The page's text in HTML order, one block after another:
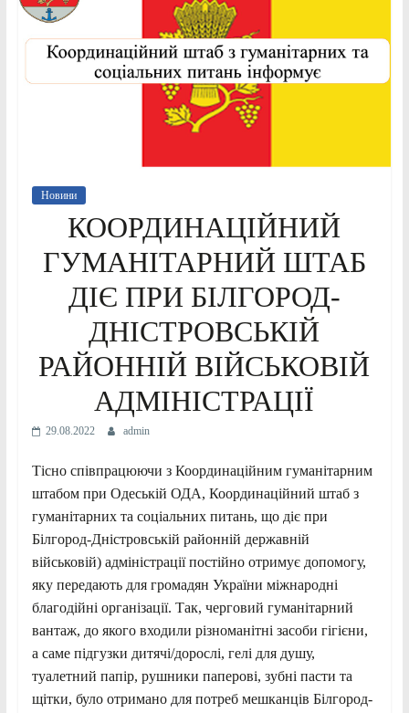
Новини
КООРДИНАЦІЙНИЙ
ГУМАНІТАРНИЙ ШТАБ
ДІЄ ПРИ БІЛГОРОД-
ДНІСТРОВСЬКІЙ
РАЙОННІЙ ВІЙСЬКОВІЙ
АДМІНІСТРАЦІЇ
29.08.2022 admin
Тісно співпрацюючи з Координаційним гуманітарним
штабом при Одеській ОДА, Координаційний штаб з
гуманітарних та соціальних питань, що діє при
Білгород-Дністровській районній державній
військовій) адміністрації постійно отримує допомогу,
яку передають для громадян України міжнародні
благодійні організації. Так, черговий гуманітарний
вантаж, до якого входили різноманітні засоби гігієни,
а саме підгузки дитячі/дорослі, гелі для душу,
туалетний папір, рушники паперові, зубні пасти та
щітки, було отримано для потреб мешканців Білгород-